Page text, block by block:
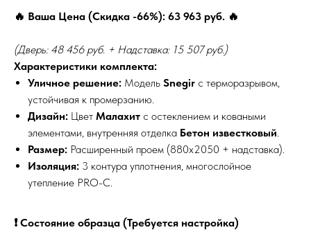
🔥 Ваша Цена (Скидка -66%): 63 963 руб. 🔥
(Дверь: 48 456 руб. + Надставка: 15 507 руб.)
Характеристики комплекта:
Уличное решение: Модель Snegir с терморазрывом,
устойчивая к промерзанию.
Дизайн: Цвет Малахит с остеклением и коваными
элементами, внутренняя отделка Бетон известковый.
Размер: Расширенный проем (880х2050 + надставка).
Изоляция: 3 контура уплотнения, многослойное
утепление PRO-C.
❗️ Состояние образца (Требуется настройка)